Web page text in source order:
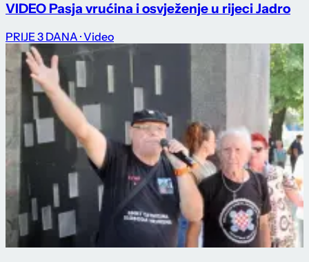
VIDEO Pasja vrućina i osvježenje u rijeci Jadro
PRIJE 3 DANA · Video